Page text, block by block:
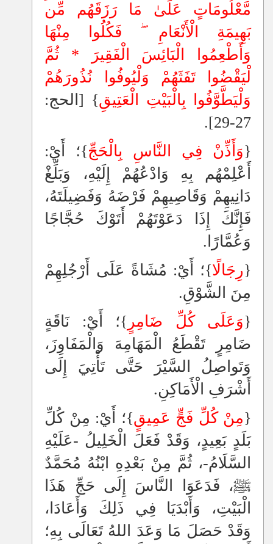
مَّعْلُومَاتٍ عَلَىٰ مَا رَزَقَهُم مِّن
بَهِيمَةِ الْأَنْعَامِ فَكُلُوا مِنْهَا
وَأَطْعِمُوا الْبَائِسَ الْفَقِيرَ * ثُمَّ
لْيَقْضُوا تَفَثَهُمْ وَلْيُوفُوا نُذُورَهُمْ
وَلْيَطَّوَّفُوا بِالْبَيْتِ الْعَتِيقِ} [الحج:
27-29].
{وَأَذِّنْ فِي النَّاسِ بِالْحَجِّ}؛ أَيْ:
أَعْلِمْهُم بِهِ وَادْعُهُمْ إِلَيْهِ، وَبَلِّغْ
دَانِيهِمْ وَقَاصِيهِمْ فَرْضَهُ وَفَضِيلَتَهُ،
فَإِنَّكَ إِذَا دَعَوْتَهُمْ أَتَوْكَ حُجَّاجًا
وَعُمَّارًا.
{رِجَالًا}؛ أَيْ: مُشَاةً عَلَى أَرْجُلِهِمْ
مِنَ الشَّوْقِ.
{وَعَلَى كُلِّ ضَامِرٍ }؛ أَيْ: نَاقَةٍ
ضَامِرٍ تَقْطَعُ الْمَهَامِهَ وَالْمَفَاوِزَ،
وَتَواصِلُ السَّيْرَ حَتَّى تَأْتِيَ إِلَى
أَشْرَفِ الْأَمَاكِنِ.
{مِنْ كُلِّ فَجٍّ عَمِيقٍ}؛ أَيْ: مِنْ كُلِّ
بَلَدٍ بَعِيدٍ، وَقَدْ فَعَلَ الْخَلِيلُ -عَلَيْهِ
السَّلَامُ-، ثُمَّ مِنْ بَعْدِهِ ابْنُهُ مُحَمَّدٌ
ﷺ، فَدَعَوَا النَّاسَ إِلَى حَجِّ هَذَا
الْبَيْتِ، وَأَبْدَيَا فِي ذَلِكَ وَأَعَادَا،
وَقَدْ حَصَلَ مَا وَعَدَ اللهُ تَعَالَى بِهِ؛